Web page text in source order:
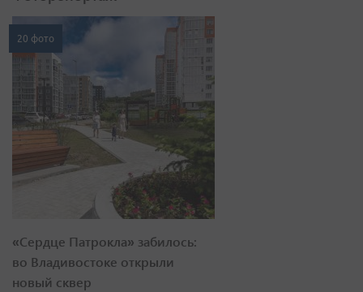
20 фото
«Сердце Патрокла» забилось:
во Владивостоке открыли
новый сквер